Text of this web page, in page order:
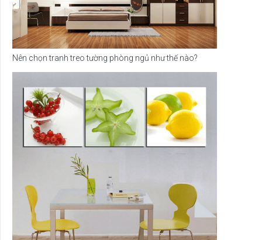
Nên chọn tranh treo tường phòng ngủ như thế nào?